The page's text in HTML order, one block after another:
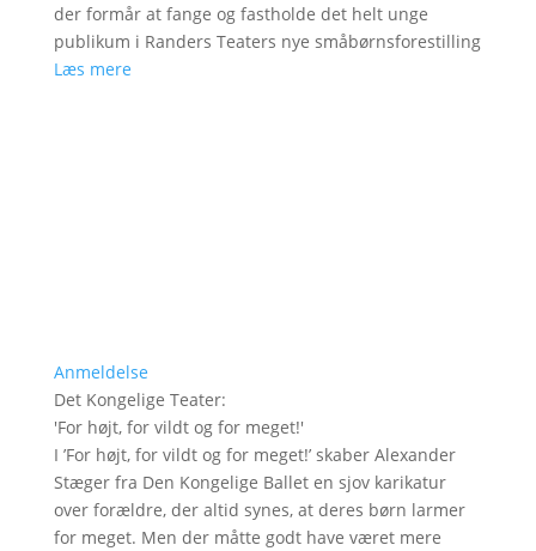
der formår at fange og fastholde det helt unge
publikum i Randers Teaters nye småbørnsforestilling
Læs mere
Anmeldelse
Det Kongelige Teater:
'For højt, for vildt og for meget!'
I ’For højt, for vildt og for meget!’ skaber Alexander
Stæger fra Den Kongelige Ballet en sjov karikatur
over forældre, der altid synes, at deres børn larmer
for meget. Men der måtte godt have været mere